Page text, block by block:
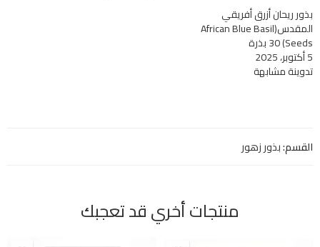
بذور ريحان أزرق أفريقي
المقدس(African Blue Basil
Seeds) 30 بذرة
5 أكتوبر، 2025
تدوينة مشابهة
القسم:بذور زهور
منتجات أخري قد تعجبك